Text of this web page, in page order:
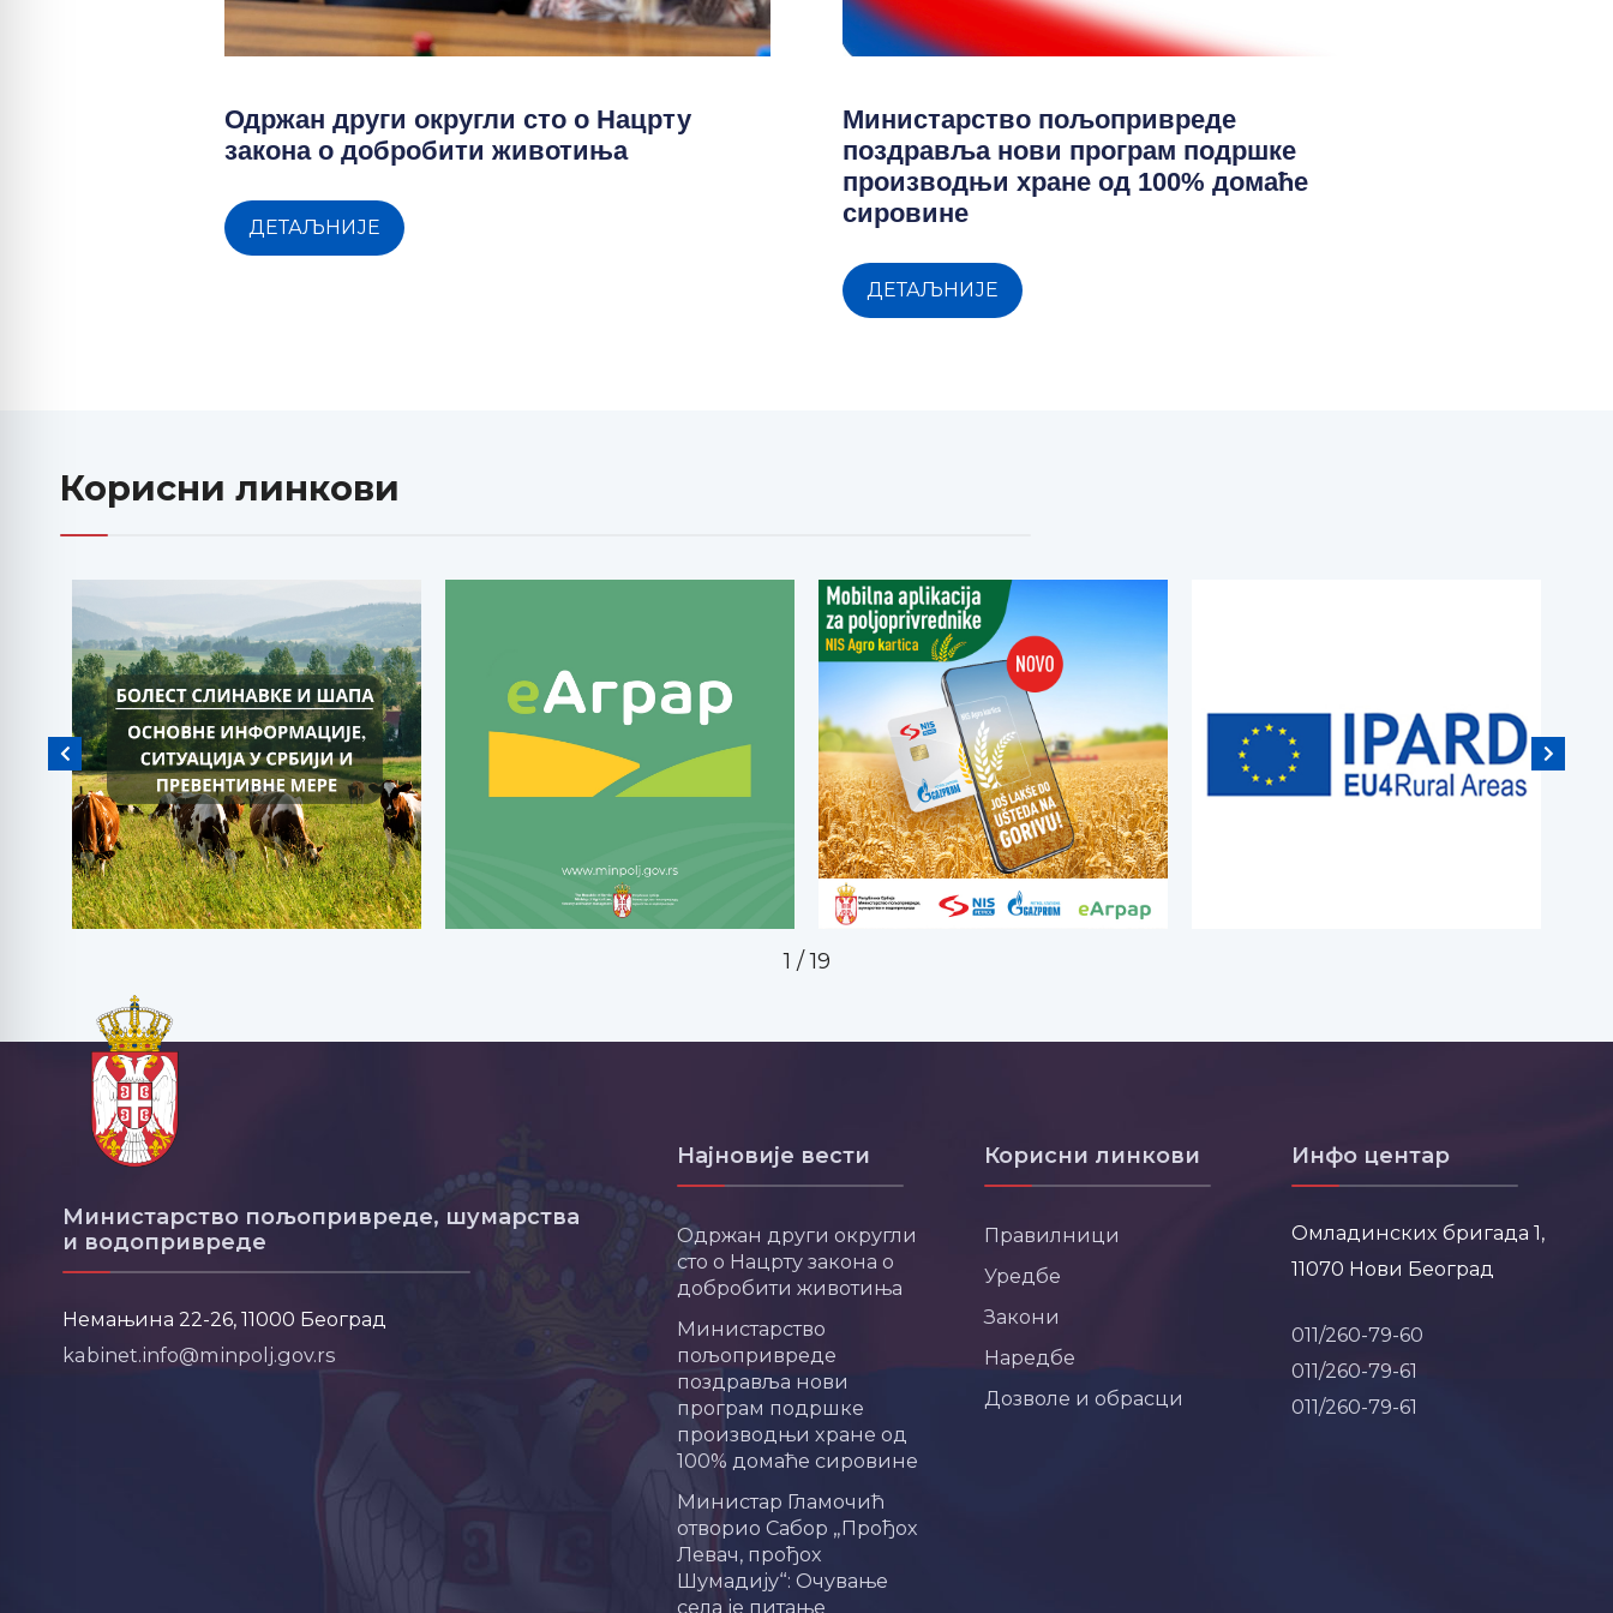
Одржан други округли сто о Нацрту
закона о добробити животиња
ДЕТАЉНИЈЕ
Министарство пољопривреде
поздравља нови програм подршке
производњи хране од 100% домаће
сировине
ДЕТАЉНИЈЕ
Корисни линкови
2 / 19
Министарство пољопривреде, шумарства
и водопривреде
Немањина 22-26, 11000 Београд
kabinet.info@minpolj.gov.rs
Најновије вести
Одржан други округли
сто о Нацрту закона о
добробити животиња
Министарство
пољопривреде
поздравља нови
програм подршке
производњи хране од
100% домаће сировине
Министар Гламочић
отворио Сабор „Прођох
Левач, прођох
Шумадију“: Очување
села је питање
Корисни линкови
Правилници
Уредбе
Закони
Наредбе
Дозволе и обрасци
Инфо центар
Омладинских бригада 1,
11070 Нови Београд
011/260-79-60
011/260-79-61
011/260-79-61